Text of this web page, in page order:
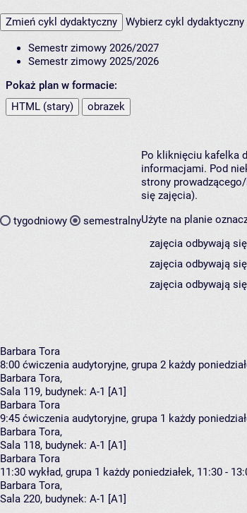
Zmień cykl dydaktyczny Wybierz cykl dydaktyczny
Semestr zimowy 2026/2027
Semestr zimowy 2025/2026
Pokaż plan w formacie:
HTML (stary)
obrazek
tygodniowy semestralny
Po kliknięciu kafelka
informacjami. Pod
strony
się zajęcia).
Użyte na planie
zajęcia odbywają
zajęcia odbywają
zajęcia odbywają
Barbara Tora
8:00 ćwiczenia audytoryjne, grupa 2 każdy
Barbara Tora,
Sala 119, budynek: A-1 [A1]
Barbara Tora
9:45 ćwiczenia audytoryjne, grupa 1 każdy
Barbara Tora,
Sala 118, budynek: A-1 [A1]
Barbara Tora
11:30 wykład, grupa 1 każdy poniedziałek, 11:30 -
Barbara Tora,
Sala 220, budynek: A-1 [A1]